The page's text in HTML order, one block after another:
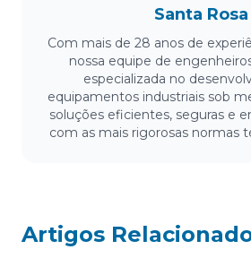
Santa Rosa
Com mais de 28 anos de
nossa equipe de
especializada no
equipamentos industriais sob
soluções eficientes, seguras e
com as mais rigorosas normas
Artigos